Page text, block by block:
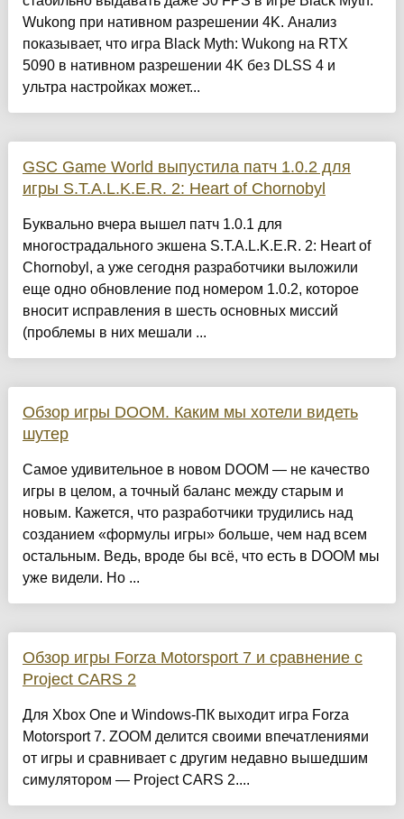
Wukong при нативном разрешении 4K. Анализ
показывает, что игра Black Myth: Wukong на RTX
5090 в нативном разрешении 4K без DLSS 4 и
ультра настройках может...
GSC Game World выпустила патч 1.0.2 для
игры S.T.A.L.K.E.R. 2: Heart of Chornobyl
Буквально вчера вышел патч 1.0.1 для
многострадального экшена S.T.A.L.K.E.R. 2: Heart of
Chornobyl, а уже сегодня разработчики выложили
еще одно обновление под номером 1.0.2, которое
вносит исправления в шесть основных миссий
(проблемы в них мешали ...
Обзор игры DOOM. Каким мы хотели видеть
шутер
Самое удивительное в новом DOOM — не качество
игры в целом, а точный баланс между старым и
новым. Кажется, что разработчики трудились над
созданием «формулы игры» больше, чем над всем
остальным. Ведь, вроде бы всё, что есть в DOOM мы
уже видели. Но ...
Обзор игры Forza Motorsport 7 и сравнение с
Project CARS 2
Для Xbox One и Windows-ПК выходит игра Forza
Motorsport 7. ZOOM делится своими впечатлениями
от игры и сравнивает с другим недавно вышедшим
симулятором — Project CARS 2....